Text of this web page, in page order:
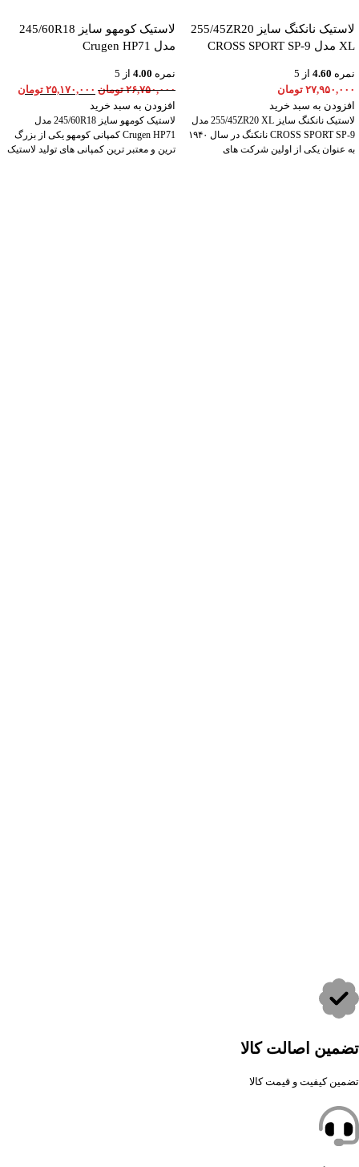
لاستیک نانکنگ سایز 255/45ZR20
XL مدل CROSS SPORT SP-9
نمره 4.60 از 5
۲۷,۹۵۰,۰۰۰ تومان
افزودن به سبد خرید
لاستیک نانکنگ سایز 255/45ZR20 XL مدل
CROSS SPORT SP-9 نانکنگ در سال ۱۹۴۰
به عنوان یکی از اولین شرکت های
لاستیک کومهو سایز 245/60R18
مدل Crugen HP71
نمره 4.00 از 5
۲۶,۷۵۰,۰۰۰ تومان ۲۵,۱۷۰,۰۰۰ تومان
افزودن به سبد خرید
لاستیک کومهو سایز 245/60R18 مدل
Crugen HP71 کمپانی کومهو یکی از بزرگ
ترین و معتبر ترین کمپانی های تولید لاستیک
تضمین اصالت کالا
تضمین کیفیت و قیمت کالا